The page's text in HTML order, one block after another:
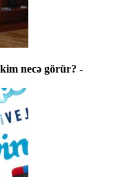
necə görür? -